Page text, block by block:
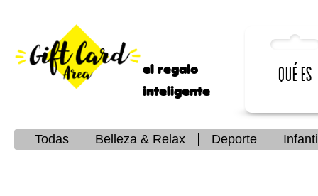
el regalo
inteligente
Qué es
Todas Belleza & Relax Deporte